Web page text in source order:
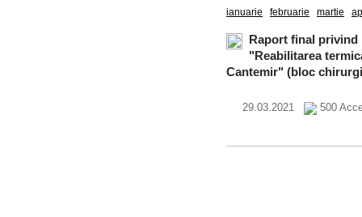
ianuarie februarie martie
Raport final privind
"Reabilitarea
Cantemir" (bloc
29.03.2021 500